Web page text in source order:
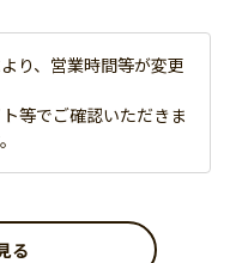
り、営業時間等が変更
等でご確認いただきま
る